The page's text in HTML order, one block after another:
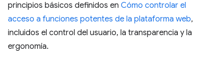
principios básicos definidos en Cómo controlar el
acceso a funciones potentes de la plataforma web,
incluidos el control del usuario, la transparencia y la
ergonomía.